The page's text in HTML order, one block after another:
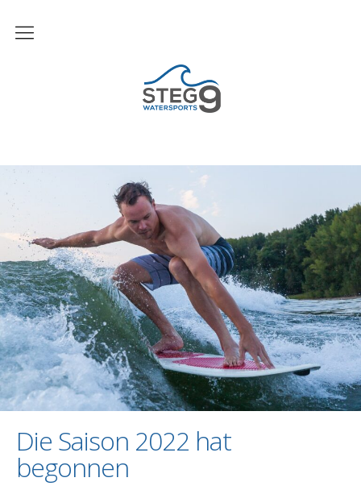
News
Angebot
Wakeboarden
Wakeskaten
Wakesurfen
Spezial
Die Crew
Unser Boot
Preise
Buchung
Anfahrt
Die Saison 2022 hat
begonnen